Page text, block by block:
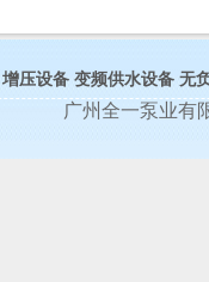
增压设备 变频供水设备 无
广州全一泵业有